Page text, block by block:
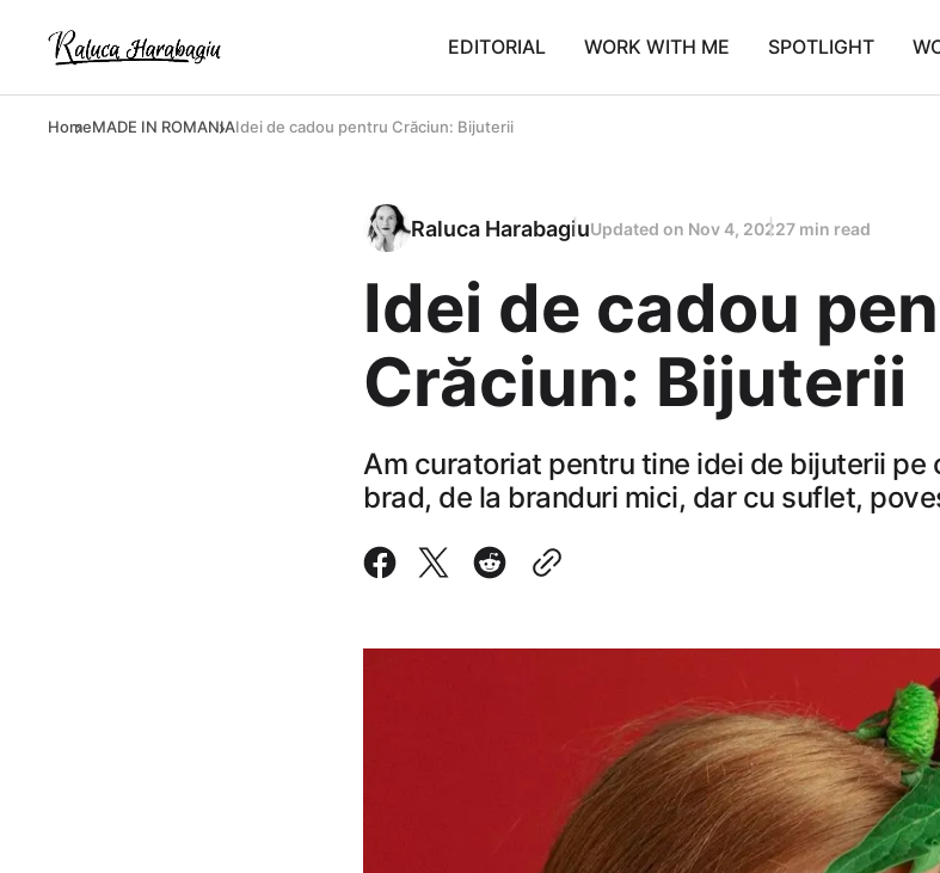
EDITORIAL WORK WITH ME SPOTLIGHT
HomeMADE IN ROMANIAIdei de cadou pentru Crăciun: Bijuterii
Raluca HarabagiuUpdated on Nov 4, 20227 min read
Idei de cadou
Crăciun: Bijuterii
Am curatoriat pentru tine idei de bijuterii pe
brad, de la branduri mici, dar cu suflet,